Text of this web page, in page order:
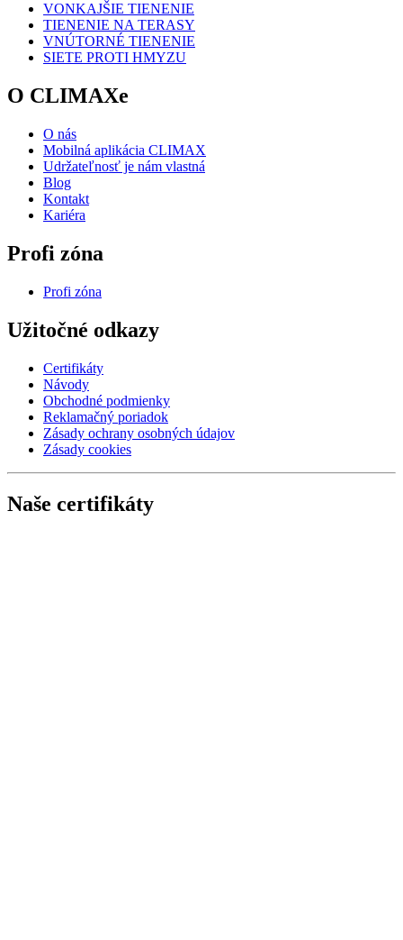
VONKAJŠIE TIENENIE
TIENENIE NA TERASY
VNÚTORNÉ TIENENIE
SIETE PROTI HMYZU
O CLIMAXe
O nás
Mobilná aplikácia CLIMAX
Udržateľnosť je nám vlastná
Blog
Kontakt
Kariéra
Profi zóna
Profi zóna
Užitočné odkazy
Certifikáty
Návody
Obchodné podmienky
Reklamačný poriadok
Zásady ochrany osobných údajov
Zásady cookies
Naše certifikáty